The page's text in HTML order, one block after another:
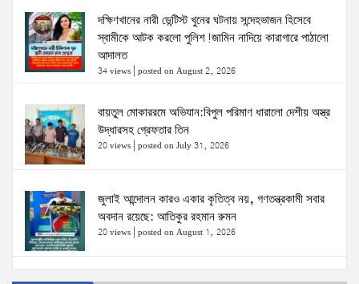
দক্ষিণখানের নারী ডেন্টিস্ট খুনের ঘটনায় সন্দেহভাজন হিসেবে
স্বামীকে আটক করলো পুলিশ!জামিন নাদিয়ে কারাগারে পাঠালো
আদালত
34 views posted on August 2, 2026
বায়তুল মোকাররমে অভিযান:বিপুল পরিমাণ ধারালো দেশীয় অস্ত্র
উদ্ধারসহ গ্রেফতার তিন
20 views posted on July 31, 2026
জুলাই আন্দোলন কারও একার কৃতিত্ব নয়, গণতন্ত্রকামী সবার
অবদান রয়েছে: আতিকুর রহমান রুমন
20 views posted on August 1, 2026